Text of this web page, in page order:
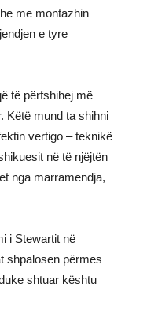
me montazhin
e tyre
të përfshihej më
Këtë mund ta shihni
vertigo – teknikë
në të njëjtën
nga marramendja,
i Stewartit në
shpalosen përmes
shtuar kështu